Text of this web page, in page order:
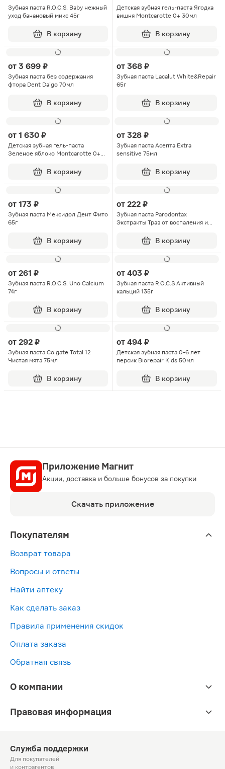
Зубная паста R.O.C.S. Baby нежный
уход банановый микс 45г
В корзину
Детская зубная гель-паста Ягодка
вишня Montcarotte 0+ 30мл
В корзину
от 3 699 ₽
Зубная паста без содержания
фтора Dent Daigo 70мл
В корзину
от 368 ₽
Зубная паста Lacalut White&Repair
65г
В корзину
от 1 630 ₽
Детская зубная гель-паста
Зеленое яблоко Montcarotte 0+
В корзину
от 328 ₽
Зубная паста Асепта Extra
sensitive 75мл
В корзину
от 173 ₽
Зубная паста Мексидол Дент Фито
65г
В корзину
от 222 ₽
Зубная паста Parodontax
Экстракты Трав от воспаления и
экстрактами имбиря мяты и
эвкалипта 75мл
В корзину
от 261 ₽
Зубная паста R.O.C.S. Uno Calcium
74г
В корзину
от 403 ₽
Зубная паста R.O.C.S Активный
кальций 135г
В корзину
от 292 ₽
Зубная паста Colgate Total 12
Чистая мята 75мл
В корзину
от 494 ₽
Детская зубная паста 0-6 лет
персик Biorepair Kids 50мл
В корзину
Приложение Магнит
Акции, доставка и больше бонусов за покупки
Скачать приложение
Покупателям
Возврат товара
Вопросы и ответы
Найти аптеку
Как сделать заказ
Правила применения скидок
Оплата заказа
Обратная связь
О компании
Правовая информация
Служба поддержки
Для покупателей
и контрагентов